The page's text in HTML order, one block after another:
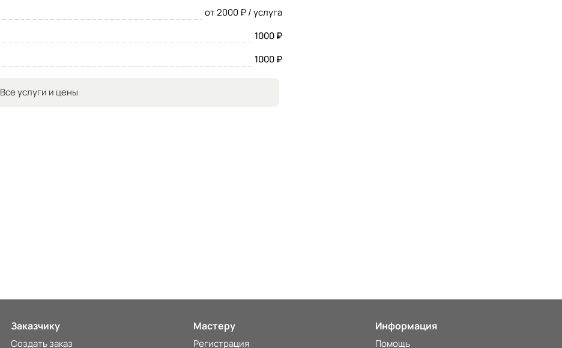
от 2000 ₽ / услуга
1000 ₽
1000 ₽
Все услуги и цены
Заказчику
Создать заказ
Мастеру
Регистрация
Информация
Помощь